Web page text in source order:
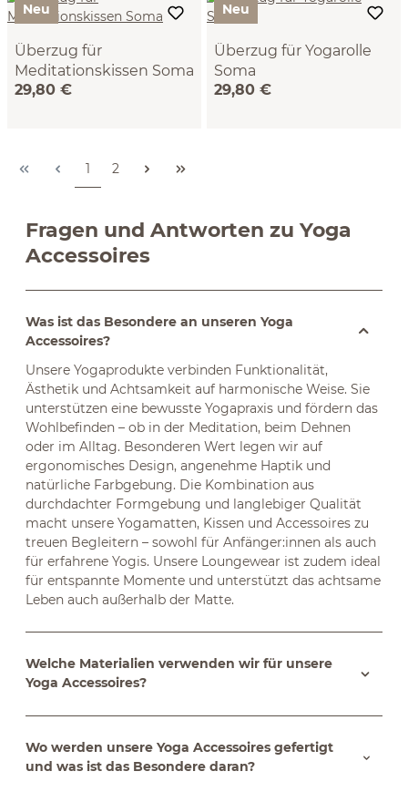
Neu
Überzug für
Meditationskissen Soma
100 % Baumwolle, GOTS
29,80 €
Neu
Überzug für Yogarolle
Soma
35 x 12 cm, 100 %
29,80 €
Seite
1 Seite
2
Fragen und Antworten zu Yoga
Accessoires
Was ist das Besondere an unseren Yoga
Accessoires?
Unsere Yogaprodukte verbinden Funktionalität,
Ästhetik und Achtsamkeit auf harmonische Weise. Sie
unterstützen eine bewusste Yogapraxis und fördern das
Wohlbefinden – ob in der Meditation, beim Dehnen
oder im Alltag. Besonderen Wert legen wir auf
ergonomisches Design, angenehme Haptik und
natürliche Farbgebung. Die Kombination aus
durchdachter Formgebung und langlebiger Qualität
macht unsere Yogamatten, Kissen und Accessoires zu
treuen Begleitern – sowohl für Anfänger:innen als auch
für erfahrene Yogis. Unsere Loungewear ist zudem ideal
für entspannte Momente und unterstützt das achtsame
Leben auch außerhalb der Matte.
Welche Materialien verwenden wir für unsere
Yoga Accessoires?
Wo werden unsere Yoga Accessoires gefertigt
und was ist das Besondere daran?